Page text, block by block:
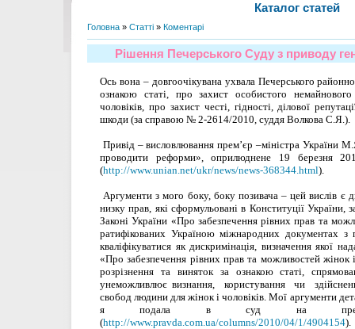
Каталог статей
Головна » Статті » Коментарі
Рішення Печерського Суду з приводу
Ось вона – довгоочікувана ухвала Печерського
ознакою статі, про захист особистого
чоловіків, про захист честі, гідності, ділової
шкоди (за справою № 2-2614/2010, суддя Волкова С.Я.).
Привід – висловлювання прем’єр –міністра України
проводити реформи», оприлюднене 19 березня
(http://www.unian.net/ukr/news/news-368344.html).
Аргументи з мого боку, боку позивача – цей вислів є
низку прав, які сформульовані в Конституції України,
Законі України «Про забезпечення рівних прав та
ратифікованих Україною міжнародних документах
кваліфікуватися як дискримінація, визначення якої
«Про забезпечення рівних прав та можливостей жінок
розрізнення та виняток за ознакою статі,
унеможливлює визнання, користування чи
свобод людини для жінок і чоловіків. Мої аргументи
я подала в суд на
(http://www.pravda.com.ua/columns/2010/04/1/4904154).